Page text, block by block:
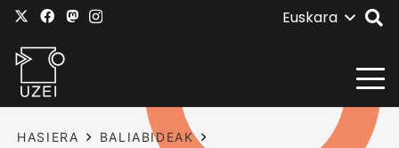
Euskara
HASIERA
BALIABIDEAK